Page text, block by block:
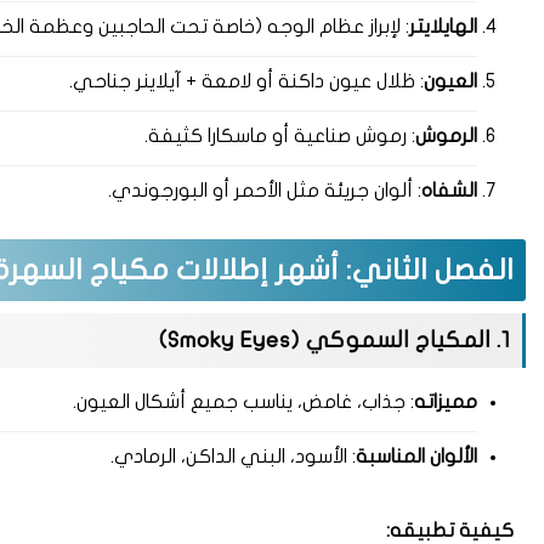
الهايلايتر: لإبراز عظام الوجه (خاصة تحت الحاجبين وعظمة
العيون: ظلال عيون داكنة أو لامعة + آيلاينر جناحي.
الرموش: رموش صناعية أو ماسكارا كثيفة.
الشفاه: ألوان جريئة مثل الأحمر أو البورجوندي.
الفصل الثاني: أشهر إطلالات مكياج
1. المكياج السموكي (Smoky Eyes)
مميزاته: جذاب، غامض، يناسب جميع أشكال العيون.
الألوان المناسبة: الأسود، البني الداكن، الرمادي.
كيفية تطبيقه: